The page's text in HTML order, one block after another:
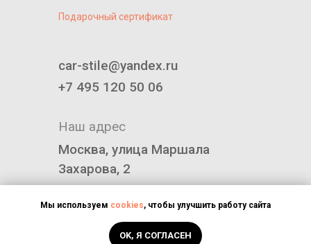
car-stile@yandex.ru
+7 495 120 50 06
Наш адрес
Москва, улица Маршала
Захарова, 2
Политика конфиденциальности
Подарочный сертификат
Мы используем cookies, чтобы улучшить работу сайта
OK, Я СОГЛАСЕН